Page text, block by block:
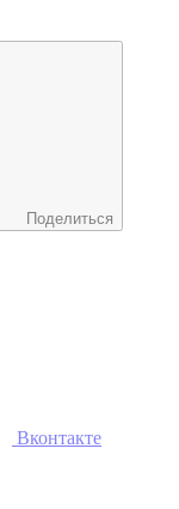
Поделиться
Вконтакте